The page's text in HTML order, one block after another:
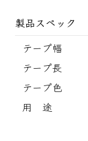
製品スペック
テープ幅
テープ長
テープ色
用 途